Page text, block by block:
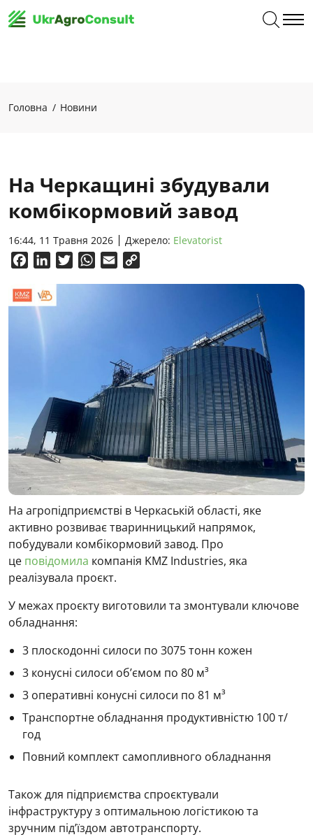
Головна Новини
На Черкащині збудували
комбікормовий завод
16:44, 11 Травня 2026 Джерело: Elevatorist
FacebookLinkedInTwitterWhatsApp
Email
На агропідприємстві в Черкаській області, яке
активно розвиває тваринницький напрямок,
побудували комбікормовий завод. Про
це повідомила компанія KMZ Industries, яка
реалізувала проєкт.
У межах проєкту виготовили та змонтували ключове
обладнання:
3 плоскодонні силоси по 3075 тонн кожен
3 конусні силоси об’ємом по 80 м³
3 оперативні конусні силоси по 81 м³
Транспортне обладнання продуктивністю 100 т/
год
Повний комплект самопливного обладнання
Також для підприємства спроєктували
інфраструктуру з оптимальною логістикою та
зручним під’їздом автотранспорту.